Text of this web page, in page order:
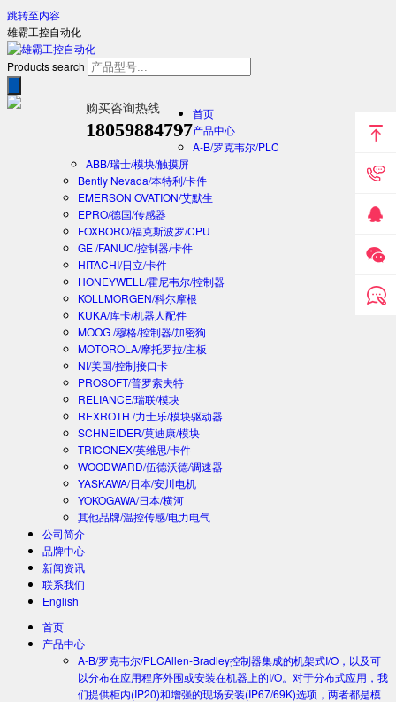
跳转至内容
雄霸工控自动化
Products search
购买咨询热线
18059884797
首页
产品中心
A-B/罗克韦尔/PLC
ABB/瑞士/模块/触摸屏
Bently Nevada/本特利/卡件
EMERSON OVATION/艾默生
EPRO/德国/传感器
FOXBORO/福克斯波罗/CPU
GE /FANUC/控制器/卡件
HITACHI/日立/卡件
HONEYWELL/霍尼韦尔/控制器
KOLLMORGEN/科尔摩根
KUKA/库卡/机器人配件
MOOG /穆格/控制器/加密狗
MOTOROLA/摩托罗拉/主板
NI/美国/控制接口卡
PROSOFT/普罗索夫特
RELIANCE/瑞联/模块
REXROTH /力士乐/模块驱动器
SCHNEIDER/莫迪康/模块
TRICONEX/英维思/卡件
WOODWARD/伍德沃德/调速器
YASKAWA/日本/安川电机
YOKOGAWA/日本/横河
其他品牌/温控传感/电力电气
公司简介
品牌中心
新闻资讯
联系我们
English
首页
产品中心
A-B/罗克韦尔/PLCAllen-Bradley控制器集成的机架式I/O，以及可
以分布在应用程序外围或安装在机器上的I/O。对于分布式应用，我
们提供柜内(IP20)和增强的现场安装(IP67/69K)选项，两者都是模